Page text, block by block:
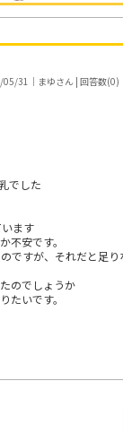
05/31｜まゆさん | 回答数(0)
でした
ます
不安です。
すが、それだと足り
のでしょうか
たいです。